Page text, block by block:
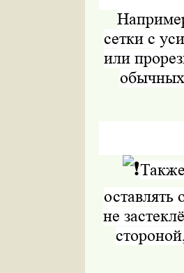
сетки с
или
оставлять
не